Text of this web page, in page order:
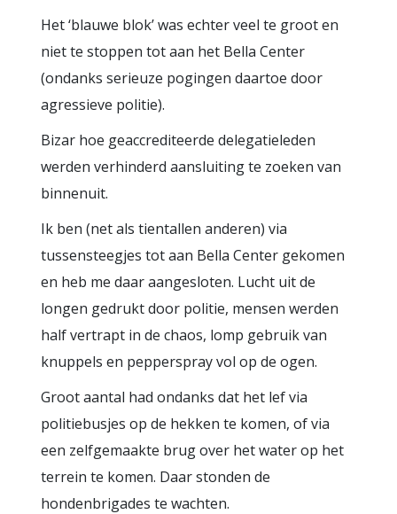
Het ‘blauwe blok’ was echter veel te groot en
niet te stoppen tot aan het Bella Center
(ondanks serieuze pogingen daartoe door
agressieve politie).
Bizar hoe geaccrediteerde delegatieleden
werden verhinderd aansluiting te zoeken van
binnenuit.
Ik ben (net als tientallen anderen) via
tussensteegjes tot aan Bella Center gekomen
en heb me daar aangesloten. Lucht uit de
longen gedrukt door politie, mensen werden
half vertrapt in de chaos, lomp gebruik van
knuppels en pepperspray vol op de ogen.
Groot aantal had ondanks dat het lef via
politiebusjes op de hekken te komen, of via
een zelfgemaakte brug over het water op het
terrein te komen. Daar stonden de
hondenbrigades te wachten.